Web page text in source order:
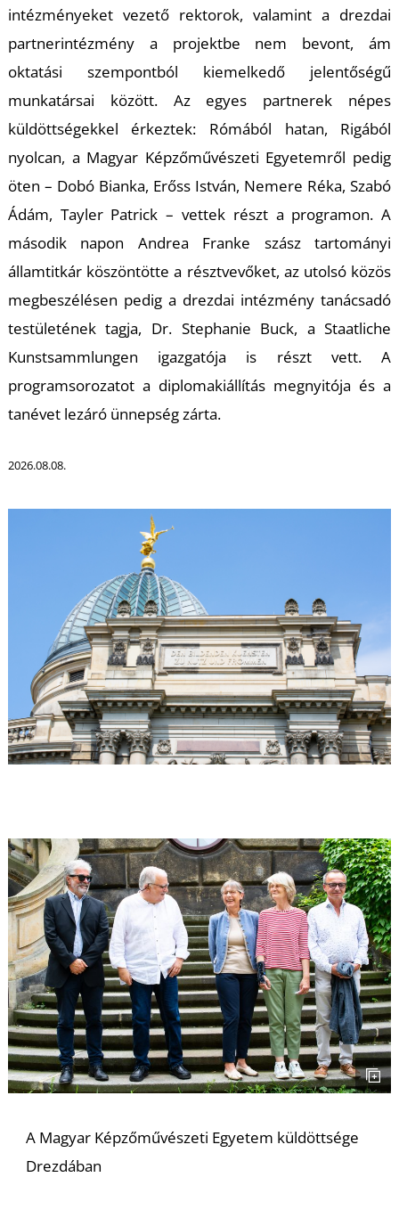
A Magyar Képzőművészeti Egyetem küldöttsége
Drezdában
intézményeket vezető rektorok, valamint a drezdai
partnerintézmény a projektbe nem bevont, ám
oktatási szempontból kiemelkedő jelentőségű
munkatársai között. Az egyes partnerek népes
küldöttségekkel érkeztek: Rómából hatan, Rigából
nyolcan, a Magyar Képzőművészeti Egyetemről pedig
öten – Dobó Bianka, Erőss István, Nemere Réka, Szabó
Ádám, Tayler Patrick – vettek részt a programon. A
második napon Andrea Franke szász tartományi
államtitkár köszöntötte a résztvevőket, az utolsó közös
megbeszélésen pedig a drezdai intézmény tanácsadó
testületének tagja, Dr. Stephanie Buck, a Staatliche
Kunstsammlungen igazgatója is részt vett. A
programsorozatot a diplomakiállítás megnyitója és a
tanévet lezáró ünnepség zárta.
2026.08.08.